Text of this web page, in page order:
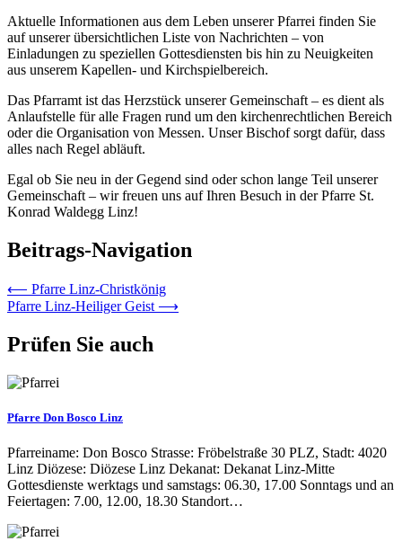
Aktuelle Informationen aus dem Leben unserer Pfarrei finden Sie
auf unserer übersichtlichen Liste von Nachrichten – von
Einladungen zu speziellen Gottesdiensten bis hin zu Neuigkeiten
aus unserem Kapellen- und Kirchspielbereich.
Das Pfarramt ist das Herzstück unserer Gemeinschaft – es dient als
Anlaufstelle für alle Fragen rund um den kirchenrechtlichen Bereich
oder die Organisation von Messen. Unser Bischof sorgt dafür, dass
alles nach Regel abläuft.
Egal ob Sie neu in der Gegend sind oder schon lange Teil unserer
Gemeinschaft – wir freuen uns auf Ihren Besuch in der Pfarre St.
Konrad Waldegg Linz!
Beitrags-Navigation
⟵ Pfarre Linz-Christkönig
Pfarre Linz-Heiliger Geist ⟶
Prüfen Sie auch
Pfarre Don Bosco Linz
Pfarreiname: Don Bosco Strasse: Fröbelstraße 30 PLZ, Stadt: 4020
Linz Diözese: Diözese Linz Dekanat: Dekanat Linz-Mitte
Gottesdienste werktags und samstags: 06.30, 17.00 Sonntags und an
Feiertagen: 7.00, 12.00, 18.30 Standort…